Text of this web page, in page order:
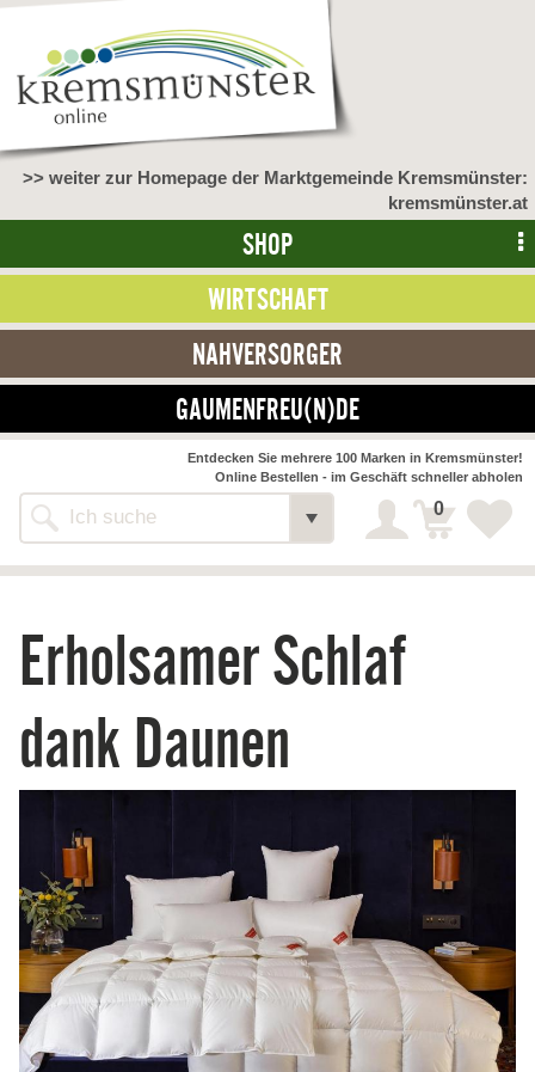
>> weiter zur Homepage der Marktgemeinde Kremsmünster:
kremsmünster.at
SHOP
WIRTSCHAFT
NAHVERSORGER
GAUMENFREU(N)DE
Alle Webseiten
Entdecken Sie mehrere 100 Marken in Kremsmünster!
Online Bestellen - im Geschäft schneller abholen
0
Erholsamer Schlaf
dank Daunen